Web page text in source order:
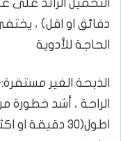
دقائق او اقل) ،
الحاجة للأدوية
الراحة ، أشد خطورة
اطول(30 دقيقة